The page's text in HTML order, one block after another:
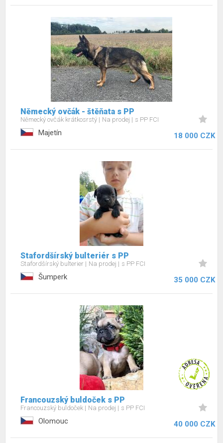
Německý ovčák - štěňata s PP
Německý ovčák krátkosrstý Na prodej s PP FCI
Majetín 18 000 CZK
Stafordšírský bulteriér s PP
Stafordšírský bulterier Na prodej s PP FCI
Šumperk 35 000 CZK
Francouzský buldoček s PP
Francouzský buldoček Na prodej s PP FCI
Olomouc 40 000 CZK